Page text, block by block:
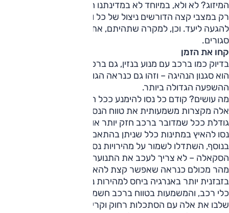
המיזוג? לא ולא, במיוחד לא במדינתנו החמה. היינו שוקלים זאת
רק במצבי קצה הדורשים ניצול של כל וואט-שעה של אנרגיה
להגעה ליעד. וכן, למקרה שתהיתם, את החלונות עדיף להשאיר
סגורים.
קחו את הזמן
בדיוק כמו ברכב עם מנוע בנזין, גם ברכב חשמלי הגורם המרכזי
הוא סגנון הנהיגה – וזהו גם כנראה הגורם בו לנהג יש את
ההשפעה הגדולה ביותר.
מה עושים? קודם כל נסו להימנע ככל הניתן מתאוצות חזקות –
אלה מקצרות משמעותית את טווח הנסיעה, וההשפעה של אלה
גודלת ככל שמדובר ברכב חזק יותר או בעל סוללה קטנה יותר.
נסו להאיץ במתינות כלל שניתן בהתאם לתנאי הדרך והסביבה.
בנוסף, השתדלו לשמור על מהירויות נסיעה בצד המתון של
הסקאלה – לא צריך לעכב את התנועה, אבל אם אתם נוהגים
מהר מכולם כנראה שאפשר קצת להאט. נסיעה במהירות גבוהה
בזבזנית יותר באנרגיה ביחס למהירות נמוכה יותר – זה נכון בכל
כלי רכב, והמשמעות בטווח ברכב חשמלי עלולה להיות גדולה.
שלבו את אלה עם הסתכלות רחוק וקריאת הכביש טוב ככל